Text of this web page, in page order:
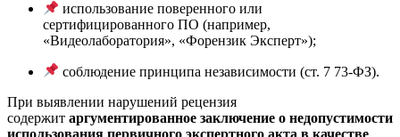
использование поверенного или
сертифицированного ПО (например,
«Видеолаборатория», «Форензик Эксперт»);
соблюдение принципа независимости (ст. 7 73-ФЗ).
При выявлении нарушений рецензия
содержит аргументированное заключение о недопустимости
использования первичного экспертного акта в качестве